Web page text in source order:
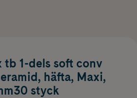
tb 1-dels soft conv
häfta, Maxi,
styck